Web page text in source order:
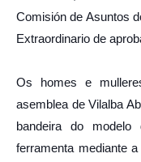
Comisión de Asuntos
Extraordinario de
Os homes e
asemblea de Vilalba
bandeira do modelo
ferramenta mediante